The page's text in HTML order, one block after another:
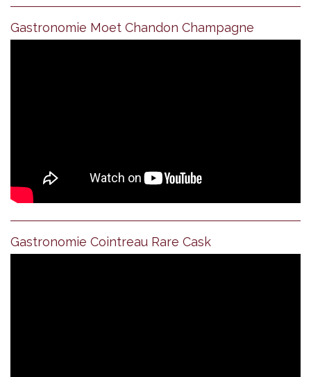
Gastronomie Moet Chandon Champagne
Gastronomie Cointreau Rare Cask